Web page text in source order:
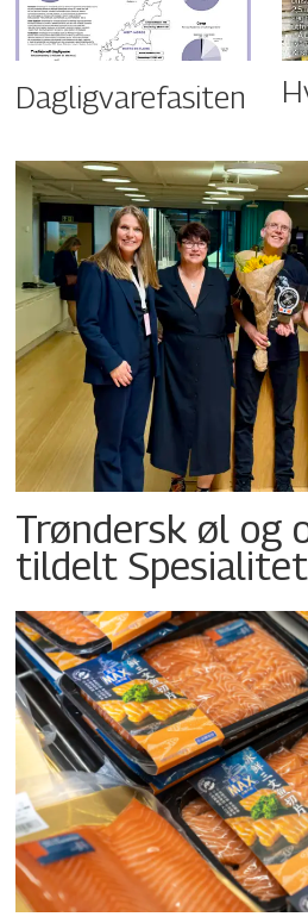
Dagligvarefasiten
Trøndersk øl og
tildelt Spesialitet